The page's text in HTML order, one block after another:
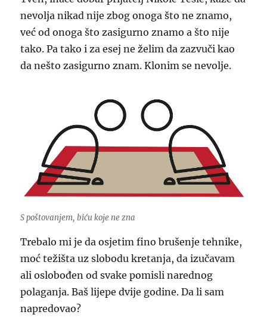
nevolja nikad nije zbog onoga što ne znamo,
već od onoga što zasigurno znamo a što nije
tako. Pa tako i za esej ne želim da zazvuči kao
da nešto zasigurno znam. Klonim se nevolje.
S poštovanjem, biću koje ne zna
Trebalo mi je da osjetim fino brušenje tehnike,
moć težišta uz slobodu kretanja, da izučavam
ali oslobođen od svake pomisli narednog
polaganja. Baš lijepe dvije godine. Da li sam
napredovao?